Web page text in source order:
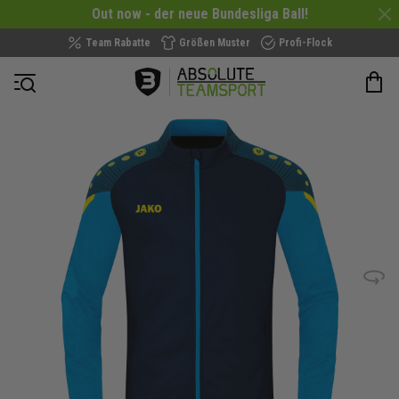
Out now - der neue Bundesliga Ball!
Team Rabatte Größen Muster Profi-Flock
Navigation öffnen
Bildergalerie